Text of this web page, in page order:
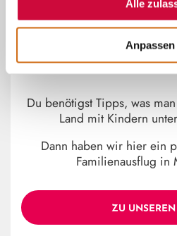
Alle
Anpassen
~
MARBURG
MIT
Du benötigst Tipps, was
Land mit Kindern
Dann haben wir hier ein
Familienausflug in
ZU UNSEREN